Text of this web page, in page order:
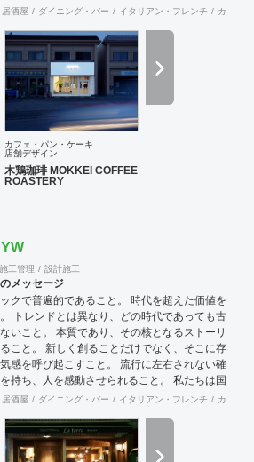
策を導き出します。そして、常に世界を意識
店舗、施設、住宅、展示など 空間体験を通じ
の心地の良い関係性をつくります。 プロダク
具、道具、生活雑貨、乗り物など 立体化され
感することで、愛着という無形の財産を築き
ックデザイン：VI、ロゴ、パッケージ、ブッ
ン計画など 視覚体験を可能にすることによっ
映像、インタラクティブサイン、デジタルサ
コミュニケーションのデジタル化することで、
を図ります。 アートディレクション：広告、装
面から、全体のルールや方向を指向し、求心
トアップ株式会社、株式会社TOUCH TO
店舗TOUCH TO GO、ANA FESTA株式会社、
ト・ファミマ!!・トモニーなどの無人決済デ
Sutto、桂由美ブライダルハウス
個人問わず実績多数。
居酒屋 ダイニング・バー イタリアン・フレンチ カフェ
カフェ・パン・ケーキ
店舗デザイン
木鶏珈琲 MOKKEI COFFEE
ROASTERY
施工管理 設計施工
メッセージ
クで普遍的であること。 時代を超えた価値を
トレンドとは異なり、どの時代であっても古
いこと。 本質であり、その核となるストーリ
こと。 新しく創ることだけでなく、そこに存
感を呼び起こすこと。 流行に左右されない確
持ち、人を感動させられること。 私たちは国
感覚を持ちながら、 柔軟に設計デザインする
と考えています。
居酒屋 ダイニング・バー イタリアン・フレンチ カフェ